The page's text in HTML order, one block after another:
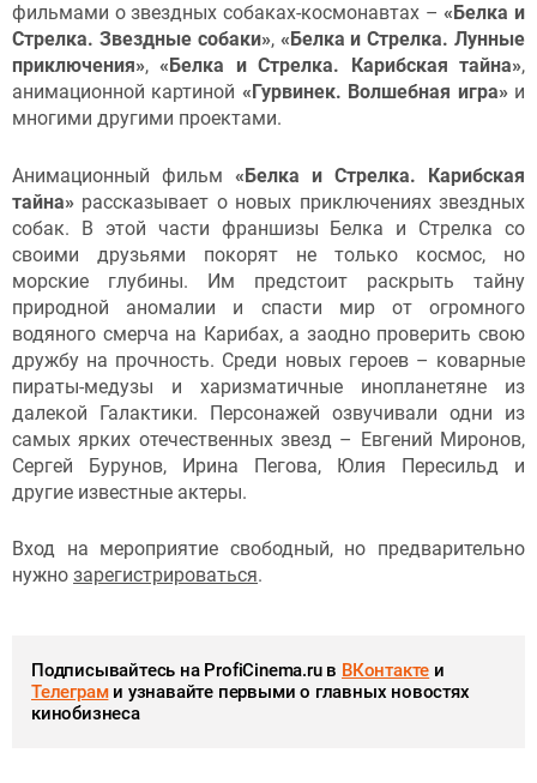
фильмами о звездных собаках-космонавтах –«Белка и
Стрелка. Звездные собаки», «Белка и Стрелка. Лунные
приключения»,«Белка и Стрелка. Карибская тайна»,
анимационной картиной «Гурвинек. Волшебная игра» и
многими другими проектами.
Анимационный фильм «Белка и Стрелка. Карибская
тайна» рассказывает о новых приключениях звездных
собак. В этой части франшизы Белка и Стрелка со
своими друзьями покорят не только космос, но
морские глубины. Им предстоит раскрыть тайну
природной аномалии и спасти мир от огромного
водяного смерча на Карибах, а заодно проверить свою
дружбу на прочность. Среди новых героев – коварные
пираты-медузы и харизматичные инопланетяне из
далекой Галактики. Персонажей озвучивали одни из
самых ярких отечественных звезд – Евгений Миронов,
Сергей Бурунов, Ирина Пегова, Юлия Пересильд и
другие известные актеры.
Вход на мероприятие свободный, но предварительно
нужно зарегистрироваться.
Подписывайтесь на ProfiCinema.ru в ВКонтакте и
Телеграми узнавайте первыми о главных новостях
кинобизнеса